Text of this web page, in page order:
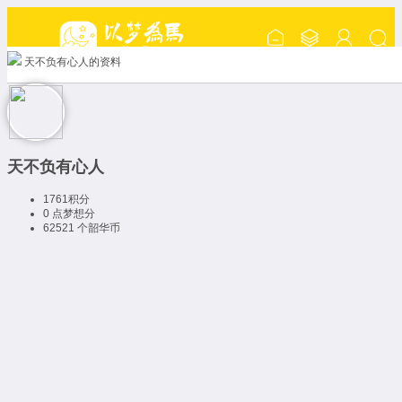
天不负有心人的资料
天不负有心人
1761积分
0 点梦想分
62521 个韶华币